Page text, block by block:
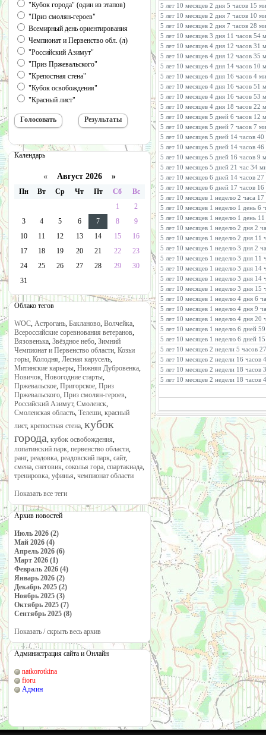
"Кубок города" (один из этапов)
"Приз смолян-героев"
Всемирный день ориентирования
Чемпионат и Первенство обл. (л)
"Российский Азимут"
"Приз Пржевальского"
"Крепостная стена"
"Кубок освобождения"
"Красный лист"
Календарь
« Август 2026 »
Пн Вт Ср Чт Пт Сб
Вс
1
2
3
4 5 6 7 8
9
10
11 12 13 14 15
16
17
18 19 20 21 22
23
24
25 26 27 28 29
30
31
Облако тегов
WOC, Астрогань, Бакланово, Волчейка,
Всероссийские соревнования ветеранов,
Вязовенька, Звёздное небо, Зимний
Чемпионат и Первенство области, Козьи
горы, Колодня, Лесная карусель,
Митинские карьеры, Нижняя Дубровенка,
Новичок, Новогодние старты,
Пржевальское, Пригорское, Приз
Пржевальского, Приз смолян-героев,
Российский Азимут, Смоленск,
Смоленская область, Телеши, красный
лист, крепостная стена, кубок
города, кубок освобождения,
лопатинский парк, первенство области,
ранг, реадовка, реадовский парк, сайт,
смена, снеговик, соколья гора, спартакиада,
тренировка, уфинья, чемпионат области
Показать все теги
Архив новостей
Июль 2026 (2)
Май 2026 (4)
Апрель 2026 (6)
Март 2026 (1)
Февраль 2026 (4)
Январь 2026 (2)
Декабрь 2025 (2)
Ноябрь 2025 (3)
Октябрь 2025 (7)
Сентябрь 2025 (8)
Показать / скрыть весь архив
Администрация сайта и Онлайн
natkorotkina
fioru
Админ
5 лет 10 месяцев 2 дня 5 часов 15
5 лет 10 месяцев 2 дня 7 часов 10
5 лет 10 месяцев 2 дня 7 часов 28
5 лет 10 месяцев 3 дня 11 часов 54
5 лет 10 месяцев 4 дня 12 часов 31
5 лет 10 месяцев 4 дня 12 часов 35
5 лет 10 месяцев 4 дня 14 часов 10
5 лет 10 месяцев 4 дня 16 часов 4
5 лет 10 месяцев 4 дня 16 часов 51
5 лет 10 месяцев 4 дня 16 часов 53
5 лет 10 месяцев 4 дня 18 часов 22
5 лет 10 месяцев 5 дней 6 часов 12
5 лет 10 месяцев 5 дней 7 часов 7
5 лет 10 месяцев 5 дней 14 часов
5 лет 10 месяцев 5 дней 14 часов
5 лет 10 месяцев 5 дней 16 часов 9
5 лет 10 месяцев 5 дней 21 час 34
5 лет 10 месяцев 6 дней 14 часов
5 лет 10 месяцев 6 дней 17 часов
5 лет 10 месяцев 1 неделю 2 часа
5 лет 10 месяцев 1 неделю 1 день 6
5 лет 10 месяцев 1 неделю 1 день
5 лет 10 месяцев 1 неделю 2 дня 2
5 лет 10 месяцев 1 неделю 2 дня 11
5 лет 10 месяцев 1 неделю 3 дня 2
5 лет 10 месяцев 1 неделю 3 дня 11
5 лет 10 месяцев 1 неделю 3 дня 14
5 лет 10 месяцев 1 неделю 3 дня 14
5 лет 10 месяцев 1 неделю 3 дня 15
5 лет 10 месяцев 1 неделю 4 дня 6
5 лет 10 месяцев 1 неделю 4 дня 9
5 лет 10 месяцев 1 неделю 4 дня 20
5 лет 10 месяцев 1 неделю 6 дней
5 лет 10 месяцев 1 неделю 6 дней
5 лет 10 месяцев 2 недели 5 часов
5 лет 10 месяцев 2 недели 16 часов
5 лет 10 месяцев 2 недели 18
5 лет 10 месяцев 2 недели 18 часов